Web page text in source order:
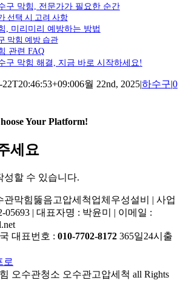
구 막힘, 전문가가 필요한 순간
선택 시 고려 사항
, 미리미리 예방하는 방법
막힘 예방 습관
관련 FAQ
구 막힘 해결, 지금 바로 시작하세요!
22T20:46:53+09:006월 22nd, 2025|하수구|0
Your Platform!
세요
성할 수 있습니다.
관막힘뚫음고압세척업체우성설비 | 사업
05693 | 대표자명 : 박윤미 | 이메일 :
대표번호 : 010-7702-8172 365일24시출
로
오수관청소 오수관고압세척 all Rights